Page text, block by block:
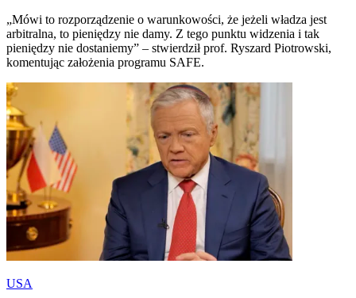
„Mówi to rozporządzenie o warunkowości, że jeżeli władza jest
arbitralna, to pieniędzy nie damy. Z tego punktu widzenia i tak
pieniędzy nie dostaniemy” – stwierdził prof. Ryszard Piotrowski,
komentując założenia programu SAFE.
USA